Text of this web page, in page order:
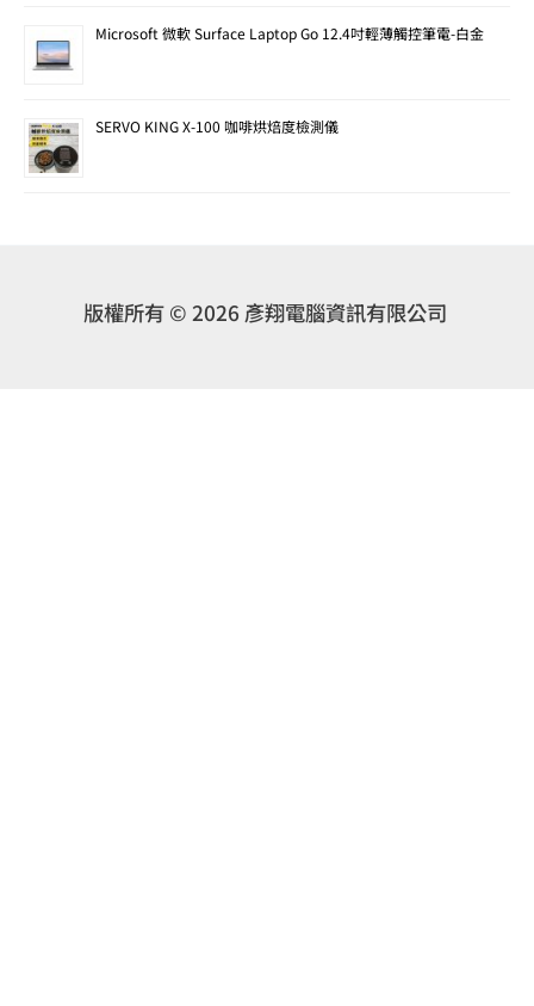
Microsoft 微軟 Surface Laptop Go 12.4吋輕薄觸控筆電-白金
SERVO KING X-100 咖啡烘焙度檢測儀
版權所有 © 2026 彥翔電腦資訊有限公司